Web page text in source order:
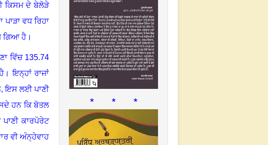
ਕਿਸਮ ਦੇ ਬੇਲੋੜੇ
ਪਾੜਾ ਵਧ ਰਿਹਾ
ਗਿਆ ਹੈ ।
ਵਿੱਚ 135.74
। ਇਨ੍ਹਾਂ ਰਾਜਾਂ
ਇਸ ਲਈ ਪਾਣੀ
ਹਨ ਕਿ ਬੋਤਲ
ਪਾਣੀ ਕਾਰਪੋਰੇਟ
ਵੀ ਅੰਨ੍ਹੇਵਾਹ
* * *